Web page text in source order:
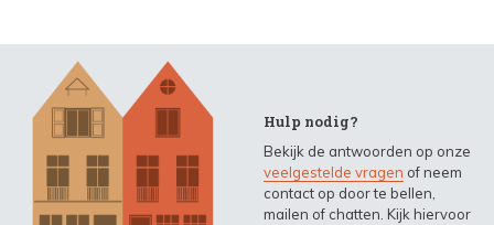
Hulp nodig?
Bekijk de antwoorden op onze
veelgestelde vragen of neem
contact op door te bellen,
mailen of chatten. Kijk hiervoor